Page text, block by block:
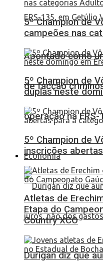
Apontado como
de facção
operação na
Economia
Durigan diz que
5º Champion de
campeões nas
5º Champion de
duplas neste
5º Champion de
inscrições
Atletas de
Etapa do
Country XCO